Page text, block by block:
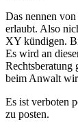
Das nennen
erlaubt. Also
XY kündigen.
Es wird an
Rechtsberatung
beim Anwalt
Es ist verboten
zu posten.